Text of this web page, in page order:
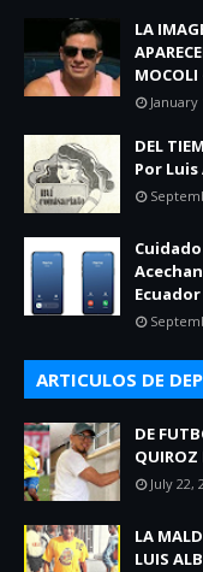
LA
MOCOLI
January
DEL
Por
Ecuador
ARTICULOS DE
DE
QUIROZ
July 22,
LA
LUIS